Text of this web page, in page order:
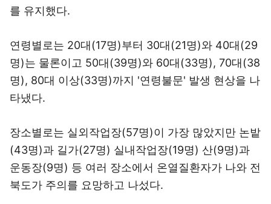
를 유지했다.
연령별로는 20대(17명)부터 30대(21명)와 40대(29
명)는 물론이고 50대(39명)와 60대(33명), 70대(38
명), 80대 이상(33명)까지 '연령불문' 발생 현상을 나
타냈다.
장소별로는 실외작업장(57명)이 가장 많았지만 논밭
(43명)과 길가(27명) 실내작업장(19명) 산(9명)과
운동장(9명) 등 여러 장소에서 온열질환자가 나와 전
북도가 주의를 요망하고 나섰다.